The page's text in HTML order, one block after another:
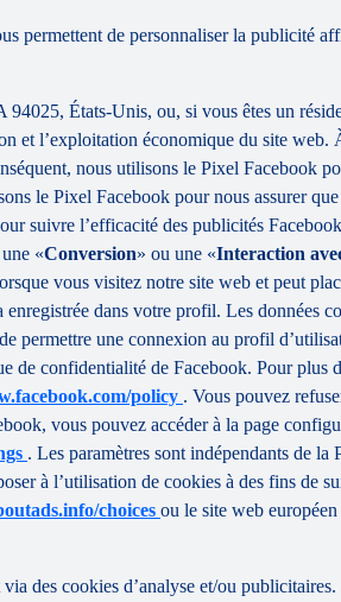
permettent de personnaliser la publicité
États-Unis, ou, si vous êtes un
et l’exploitation économique du site
nous utilisons le Pixel Facebook
le Pixel Facebook pour nous assurer
l’efficacité des publicités
«Conversion» ou une «Interaction
vous visitez notre site web et peut
dans votre profil. Les données
permettre une connexion au profil
de confidentialité de Facebook. Pour
policy . Vous pouvez
vous pouvez accéder à la page
. Les paramètres sont indépendants de la
à l’utilisation de cookies à des fins
choices ou le site web européen
des cookies d’analyse et/ou